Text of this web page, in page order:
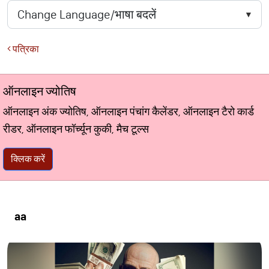
पत्रिका
ऑनलाइन ज्योतिष
ऑनलाइन अंक ज्योतिष, ऑनलाइन पंचांग कैलेंडर, ऑनलाइन टैरो कार्ड
रीडर, ऑनलाइन फॉर्च्यून कुकी, मैच टूल्स
क्लिक करें
aa